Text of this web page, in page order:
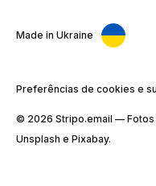
Made in Ukraine
Preferências de cookies e
© 2026 Stripо.email — Fotos
Unsplash e Pixabay.